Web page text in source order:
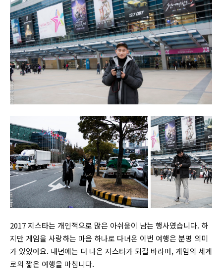
2017 지스타는 개인적으로 많은 아쉬움이 남는 행사였습니다. 하
지만 게임을 사랑하는 마음 하나로 다녀온 이번 여행은 분명 의미
가 있었어요. 내년에는 더 나은 지스타가 되길 바라며, 게임의 세계
로의 짧은 여행을 마칩니다.